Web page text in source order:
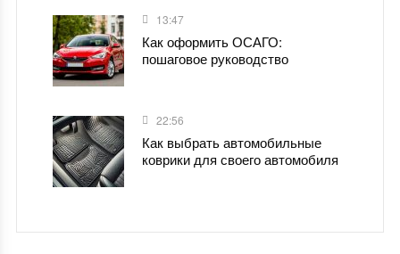
13:47
Как оформить ОСАГО:
пошаговое руководство
22:56
Как выбрать автомобильные
коврики для своего автомобиля